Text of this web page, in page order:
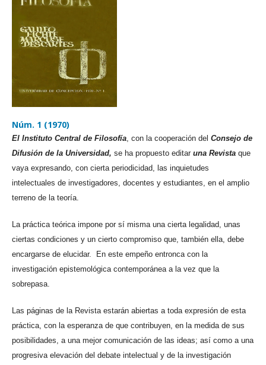
Núm. 1 (1970)
El Instituto Central de Filosofía, con la cooperación del Consejo de
Difusión de la Universidad, se ha propuesto editar una Revista que
vaya expresando, con cierta periodicidad, las inquietudes
intelectuales de investigadores, docentes y estudiantes, en el amplio
terreno de la teoría.
La práctica teórica impone por sí misma una cierta legalidad, unas
ciertas condiciones y un cierto compromiso que, también ella, debe
encargarse de elucidar. En este empeño entronca con la
investigación epistemológica contemporánea a la vez que la
sobrepasa.
Las páginas de la Revista estarán abiertas a toda expresión de esta
práctica, con la esperanza de que contribuyen, en la medida de sus
posibilidades, a una mejor comunicación de las ideas; así como a una
progresiva elevación del debate intelectual y de la investigación